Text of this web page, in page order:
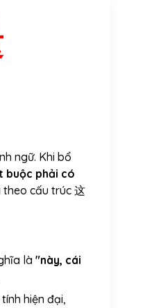
ngữ. Khi bổ
buộc phải có
cấu trúc 这
là "này, cái
hiện đại,